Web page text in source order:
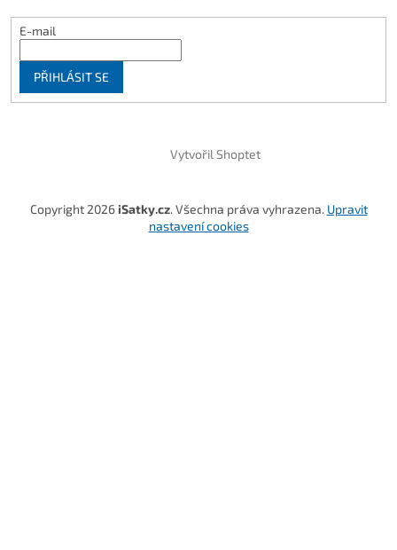
E-mail
PŘIHLÁSIT SE
Vytvořil Shoptet
Copyright 2026 iSatky.cz. Všechna práva vyhrazena. Upravit
nastavení cookies